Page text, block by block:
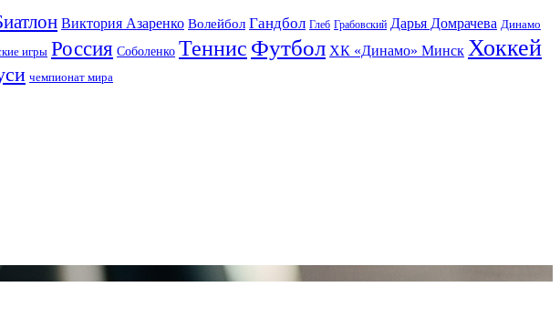
Виктория Азаренко Волейбол Гандбол Глеб Грабовский Дарья Домрачева Динамо
игры Россия Соболенко Теннис Футбол ХК «Динамо» Минск Хоккей
чемпионат мира